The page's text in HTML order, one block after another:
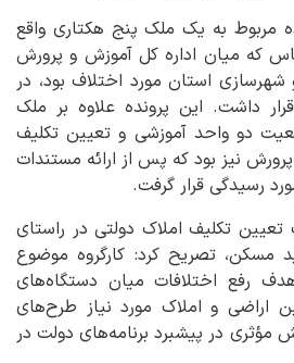
مربوط به یک ملک پنج هکتاری واقع
که میان اداره کل آموزش و پرورش
شهرسازی استان مورد اختلاف بود، در
داشت. این پرونده علاوه بر ملک
دو واحد آموزشی و تعیین تکلیف
نیز بود که پس از ارائه مستندات
رسیدگی قرار گرفت.
تعیین تکلیف املاک دولتی در راستای
مسکن، تصریح کرد: کارگروه موضوع
با هدف رفع اختلافات میان دستگاه‌های
اراضی و املاک مورد نیاز طرح‌های
در پیشبرد برنامه‌های دولت در